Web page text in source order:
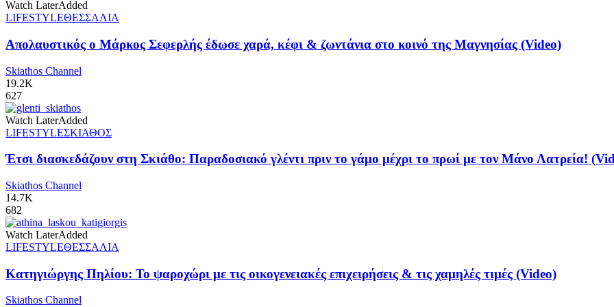
Watch LaterAdded
LIFESTYLEΘΕΣΣΑΛΙΑ
Απολαυστικός ο Μάρκος Σεφερλής έδωσε χαρά, κέφι & ζωντάνια στο κοινό της Μαγνησίας (Video)
Skiathos Channel
19.2K
627
Watch LaterAdded
LIFESTYLEΣΚΙΑΘΟΣ
Έτσι διασκεδάζουν στη Σκιάθο: Παραδοσιακό γλέντι πριν το γάμο μέχρι το πρωί με τον Μάνο Λατρεία!
Skiathos Channel
14.7K
682
Watch LaterAdded
LIFESTYLEΘΕΣΣΑΛΙΑ
Κατηγιώργης Πηλίου: Το ψαροχώρι με τις οικογενειακές επιχειρήσεις & τις χαμηλές τιμές (Video)
Skiathos Channel